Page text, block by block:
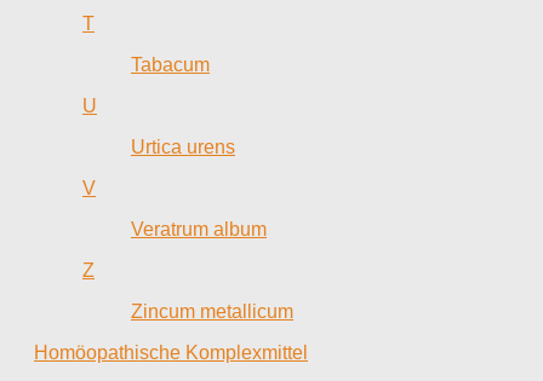
T
Tabacum
U
Urtica urens
V
Veratrum album
Z
Zincum metallicum
Homöopathische Komplexmittel